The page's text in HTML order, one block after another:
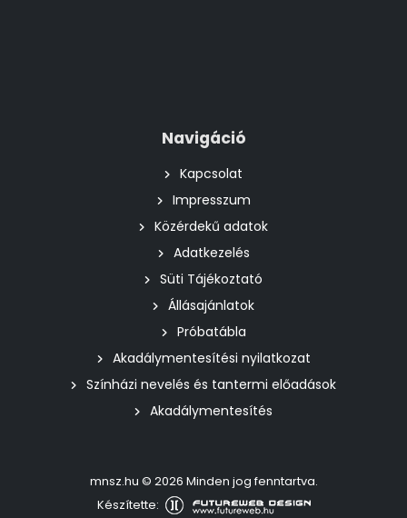
Navigáció
Kapcsolat
Impresszum
Közérdekű adatok
Adatkezelés
Süti Tájékoztató
Állásajánlatok
Próbatábla
Akadálymentesítési nyilatkozat
Színházi nevelés és tantermi előadások
Akadálymentesítés
mnsz.hu © 2026 Minden jog fenntartva.
Készítette: